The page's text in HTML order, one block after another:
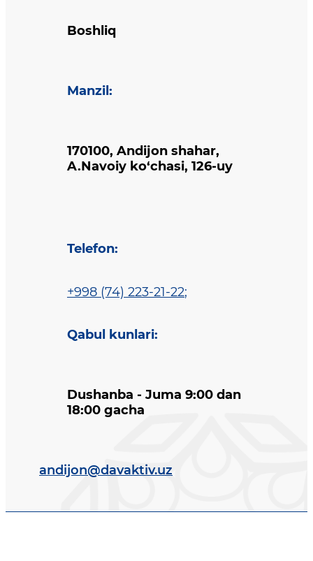
Boshliq
Manzil :
170100, Andijon shahar,
A.Navoiy ko‘chasi, 126-uy
Telefon:
+998 (74) 223-21-22;
Qabul kunlari:
Dushanba - Juma 9:00 dan
18:00 gacha
andijon@davaktiv.uz